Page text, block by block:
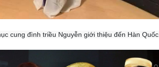
cung đình triều Nguyễn giới thiệu đến Hàn Quốc.